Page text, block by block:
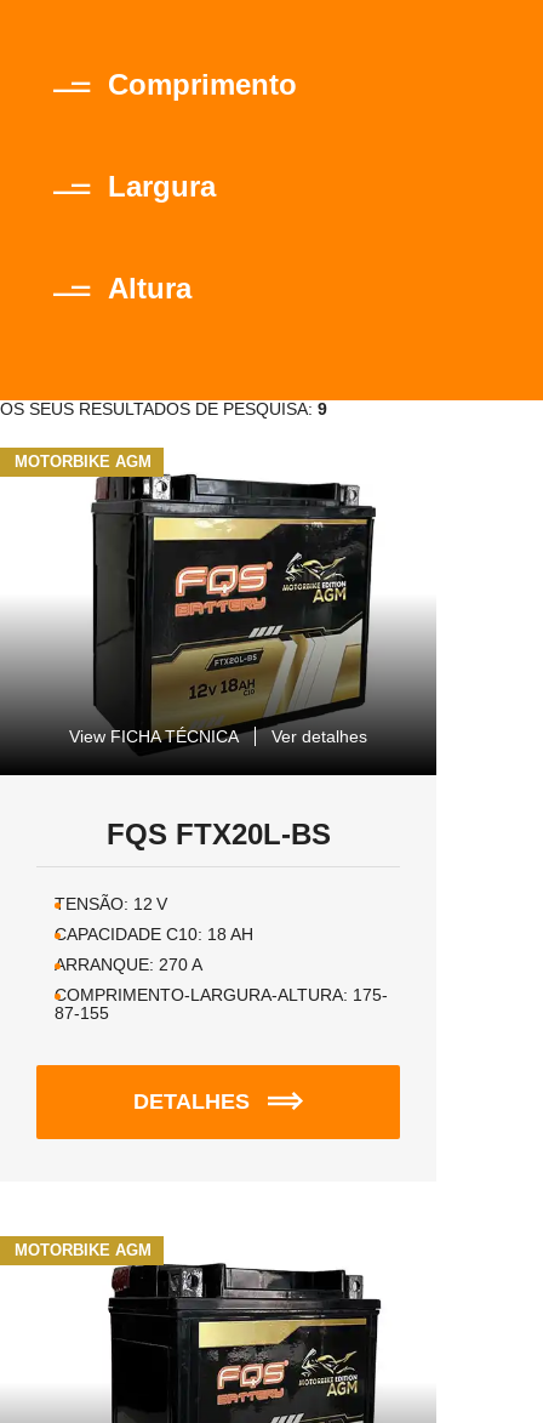
Comprimento
Largura
Altura
OS SEUS RESULTADOS DE PESQUISA: 9
MOTORBIKE AGM
View FICHA TÉCNICA Ver detalhes
FQS FTX20L-BS
TENSÃO: 12 V
CAPACIDADE C10: 18 AH
ARRANQUE: 270A
COMPRIMENTO-LARGURA-ALTURA: 175-
87-155
DETALHES
MOTORBIKE AGM